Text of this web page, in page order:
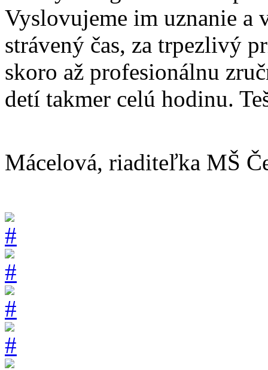
Vyslovujeme im uznanie a
strávený čas, za trpezlivý
skoro až profesionálnu
detí takmer celú hodinu.
Mácelová, riaditeľka MŠ